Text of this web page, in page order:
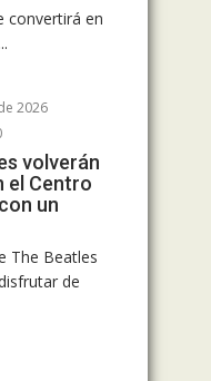
convertirá en
2026
volverán
el Centro
un
The Beatles
de